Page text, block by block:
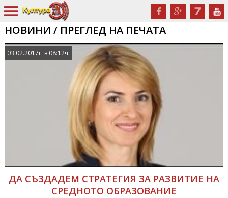
НОВИНИ / ПРЕГЛЕД НА ПЕЧАТА
03.02.2017г. в 08:12ч.
ДА СЪЗДАДЕМ СТРАТЕГИЯ ЗА РАЗВИТИЕ НА
СРЕДНОТО ОБРАЗОВАНИЕ